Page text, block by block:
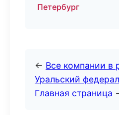
Петербург
← Все компании в
Уральский
Главная страница